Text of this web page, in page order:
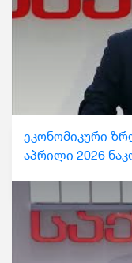
ეკონომიკური
აპრილი 2026